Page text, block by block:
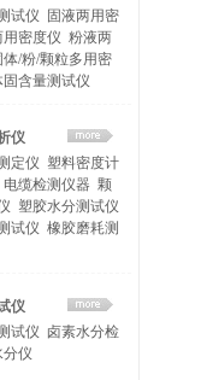
试仪
固液两用密
用密度仪 粉液两
体/粉/颗粒多用密
固含量测试仪
仪
定仪 塑料密度计
电缆检测仪器 颗
塑胶水分测试仪
试仪 橡胶磨耗测
仪
试仪 卤素水分检
分仪